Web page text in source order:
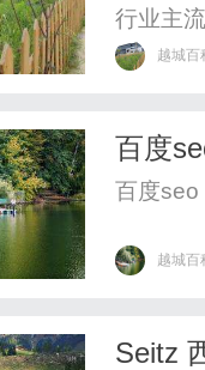
行业主
局加速
规避合
越城百
百度
百度seo
越城百
Seitz